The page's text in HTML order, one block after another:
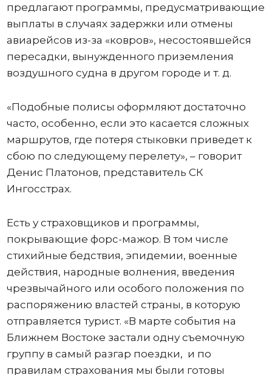
предлагают программы, предусматривающие
выплаты в случаях задержки или отмены
авиарейсов из-за «ковров», несостоявшейся
пересадки, вынужденного приземления
воздушного судна в другом городе и т. д.
«Подобные полисы оформляют достаточно
часто, особенно, если это касается сложных
маршрутов, где потеря стыковки приведет к
сбою по следующему перелету», – говорит
Денис Платонов, представитель СК
Ингосстрах.
Есть у страховщиков и программы,
покрывающие форс-мажор. В том числе
стихийные бедствия, эпидемии, военные
действия, народные волнения, введения
чрезвычайного или особого положения по
распоряжению властей страны, в которую
отправляется турист. «В марте события на
Ближнем Востоке застали одну съемочную
группу в самый разгар поездки, и по
правилам страхования мы были готовы